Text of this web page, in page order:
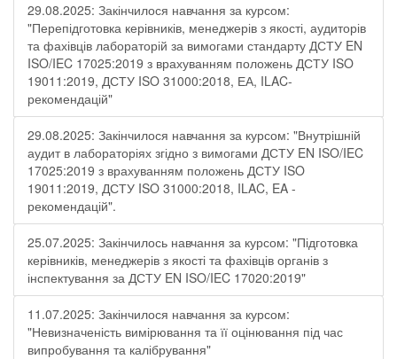
29.08.2025: Закінчилося навчання за курсом:
"Перепідготовка керівників, менеджерів з якості, аудиторів
та фахівців лабораторій за вимогами стандарту ДСТУ EN
ISO/IEC 17025:2019 з врахуванням положень ДСТУ ISO
19011:2019, ДСТУ ISO 31000:2018, ЕА, ILAC-
рекомендацій"
29.08.2025: Закінчилося навчання за курсом: "Внутрішній
аудит в лабораторіях згідно з вимогами ДСТУ EN ISO/IEC
17025:2019 з врахуванням положень ДСТУ ISO
19011:2019, ДСТУ ISO 31000:2018, ILAC, EA -
рекомендацій".
25.07.2025: Закінчилось навчання за курсом: "Підготовка
керівників, менеджерів з якості та фахівців органів з
інспектування за ДСТУ EN ISO/IEC 17020:2019"
11.07.2025: Закінчилося навчання за курсом:
"Невизначеність вимірювання та її оцінювання під час
випробування та калібрування"